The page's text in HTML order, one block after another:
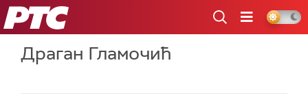
РТС
Драган Гламочић